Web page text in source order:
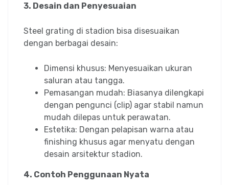
3. Desain dan Penyesuaian
Steel grating di stadion bisa disesuaikan
dengan berbagai desain:
Dimensi khusus: Menyesuaikan ukuran
saluran atau tangga.
Pemasangan mudah: Biasanya dilengkapi
dengan pengunci (clip) agar stabil namun
mudah dilepas untuk perawatan.
Estetika: Dengan pelapisan warna atau
finishing khusus agar menyatu dengan
desain arsitektur stadion.
4. Contoh Penggunaan Nyata